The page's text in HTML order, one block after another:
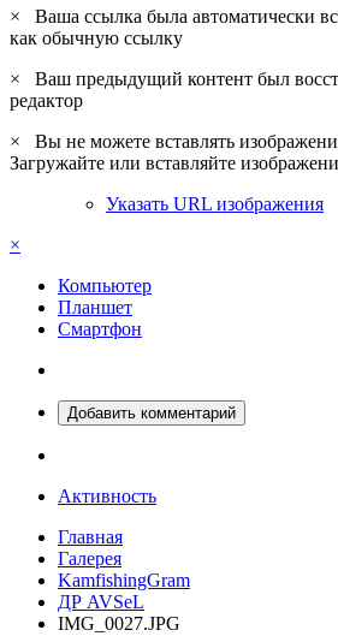
×
Ваша ссылка была автоматически
как обычную ссылку
×
Ваш предыдущий контент был
редактор
×
Вы не можете вставлять
Загружайте или вставляйте
Указать URL изображения
×
Компьютер
Планшет
Смартфон
Добавить комментарий
Активность
Главная
Галерея
KamfishingGram
ДР AVSeL
IMG_0027.JPG